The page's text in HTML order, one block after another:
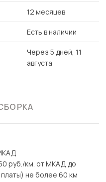
12 месяцев
Есть в наличии
Через 5 дней, 11
августа
руб./км. от МКАД до
не более 60 км